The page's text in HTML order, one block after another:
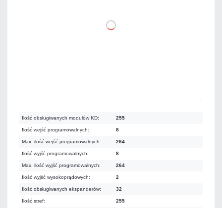
Ilość obsługiwanych modułów KD: 255
Ilość wejść programowalnych: 8
Max. ilość wejść programowalnych: 264
Ilość wyjść programowalnych: 8
Max. ilość wyjść programowalnych: 264
Ilość wyjść wysokoprądowych: 2
Ilość obsługiwanych ekspanderów: 32
Ilość stref: 255